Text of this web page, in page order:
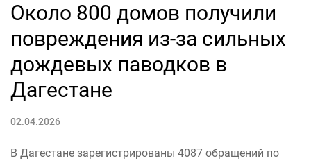
Около 800 домов получили
повреждения из-за сильных
дождевых паводков в
Дагестане
02.04.2026
В Дагестане зарегистрированы 4087 обращений по